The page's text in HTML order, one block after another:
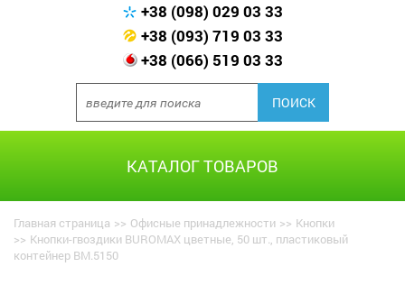
+38 (098) 029 03 33
+38 (093) 719 03 33
+38 (066) 519 03 33
КАТАЛОГ ТОВАРОВ
Главная страница >> Офисные принадлежности >> Кнопки
>> Кнопки-гвоздики BUROMAX цветные, 50 шт., пластиковый
контейнер BM.5150